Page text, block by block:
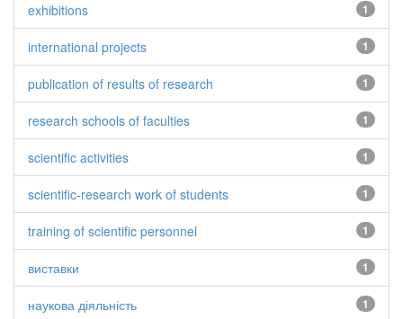
1
exhibitions
1
international projects
1
publication of results of research
1
research schools of faculties
1
scientific activities
1
scientific-research work of students
1
training of scientific personnel
1
виставки
1
наукова діяльність